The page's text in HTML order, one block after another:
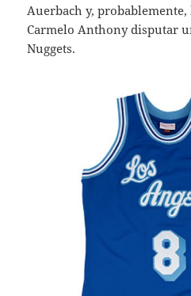
Auerbach y,
Carmelo Anthony disputar
Nuggets.